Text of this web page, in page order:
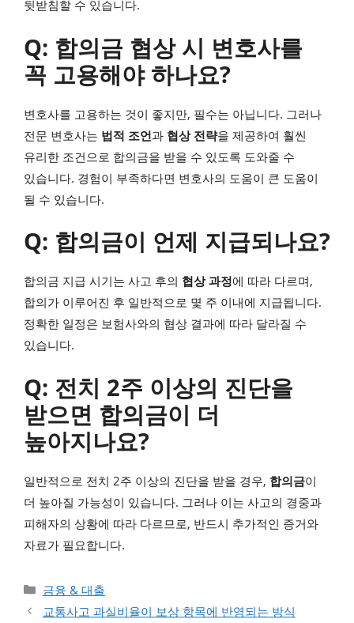
뒷받침할 수 있습니다.
Q: 합의금 협상 시 변호사를
꼭 고용해야 하나요?
변호사를 고용하는 것이 좋지만, 필수는 아닙니다. 그러나
전문 변호사는 법적 조언과 협상 전략을 제공하여 훨씬
유리한 조건으로 합의금을 받을 수 있도록 도와줄 수
있습니다. 경험이 부족하다면 변호사의 도움이 큰 도움이
될 수 있습니다.
Q: 합의금이 언제 지급되나요?
합의금 지급 시기는 사고 후의 협상 과정에 따라 다르며,
합의가 이루어진 후 일반적으로 몇 주 이내에 지급됩니다.
정확한 일정은 보험사와의 협상 결과에 따라 달라질 수
있습니다.
Q: 전치 2주 이상의 진단을
받으면 합의금이 더
높아지나요?
일반적으로 전치 2주 이상의 진단을 받을 경우, 합의금이
더 높아질 가능성이 있습니다. 그러나 이는 사고의 경중과
피해자의 상황에 따라 다르므로, 반드시 추가적인 증거와
자료가 필요합니다.
카테고리
금융 & 대출
교통사고 과실비율이 보상 항목에 반영되는 방식